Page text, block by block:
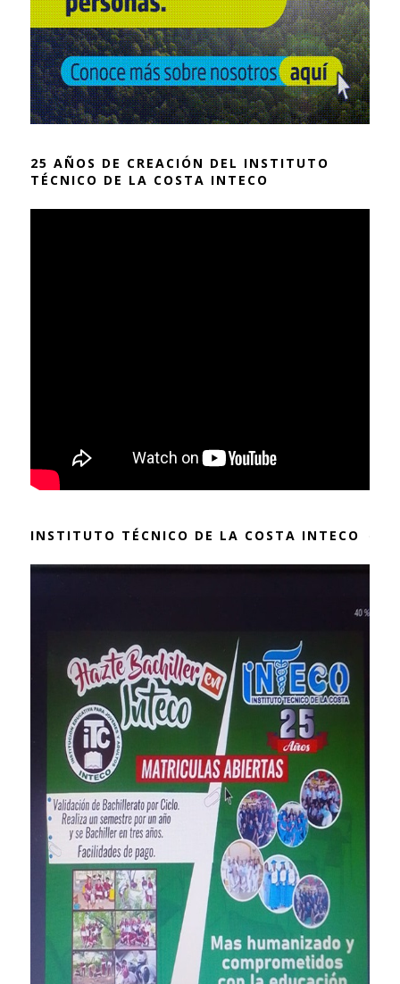
25 AÑOS DE CREACIÓN DEL INSTITUTO
TÉCNICO DE LA COSTA INTECO
INSTITUTO TÉCNICO DE LA COSTA INTECO